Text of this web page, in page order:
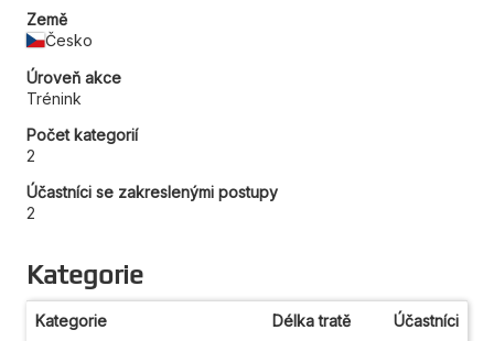
Země
Česko
Úroveň akce
Trénink
Počet kategorií
2
Účastníci se zakreslenými postupy
2
Kategorie
Kategorie Délka tratě Účastníci